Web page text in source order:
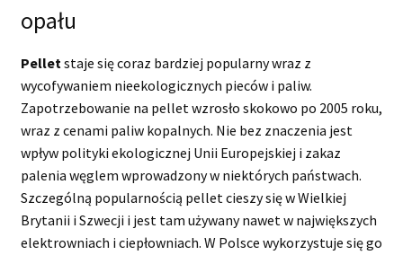
opału
Pelletstaje się coraz bardziej popularny wraz z
wycofywaniem nieekologicznych pieców i paliw.
Zapotrzebowanie na pellet wzrosło skokowo po 2005 roku,
wraz z cenami paliw kopalnych. Nie bez znaczenia jest
wpływ polityki ekologicznej Unii Europejskiej i zakaz
palenia węglem wprowadzony w niektórych państwach.
Szczególną popularnością pellet cieszy się w Wielkiej
Brytanii i Szwecji i jest tam używany nawet w największych
elektrowniach i ciepłowniach. W Polsce wykorzystuje się go